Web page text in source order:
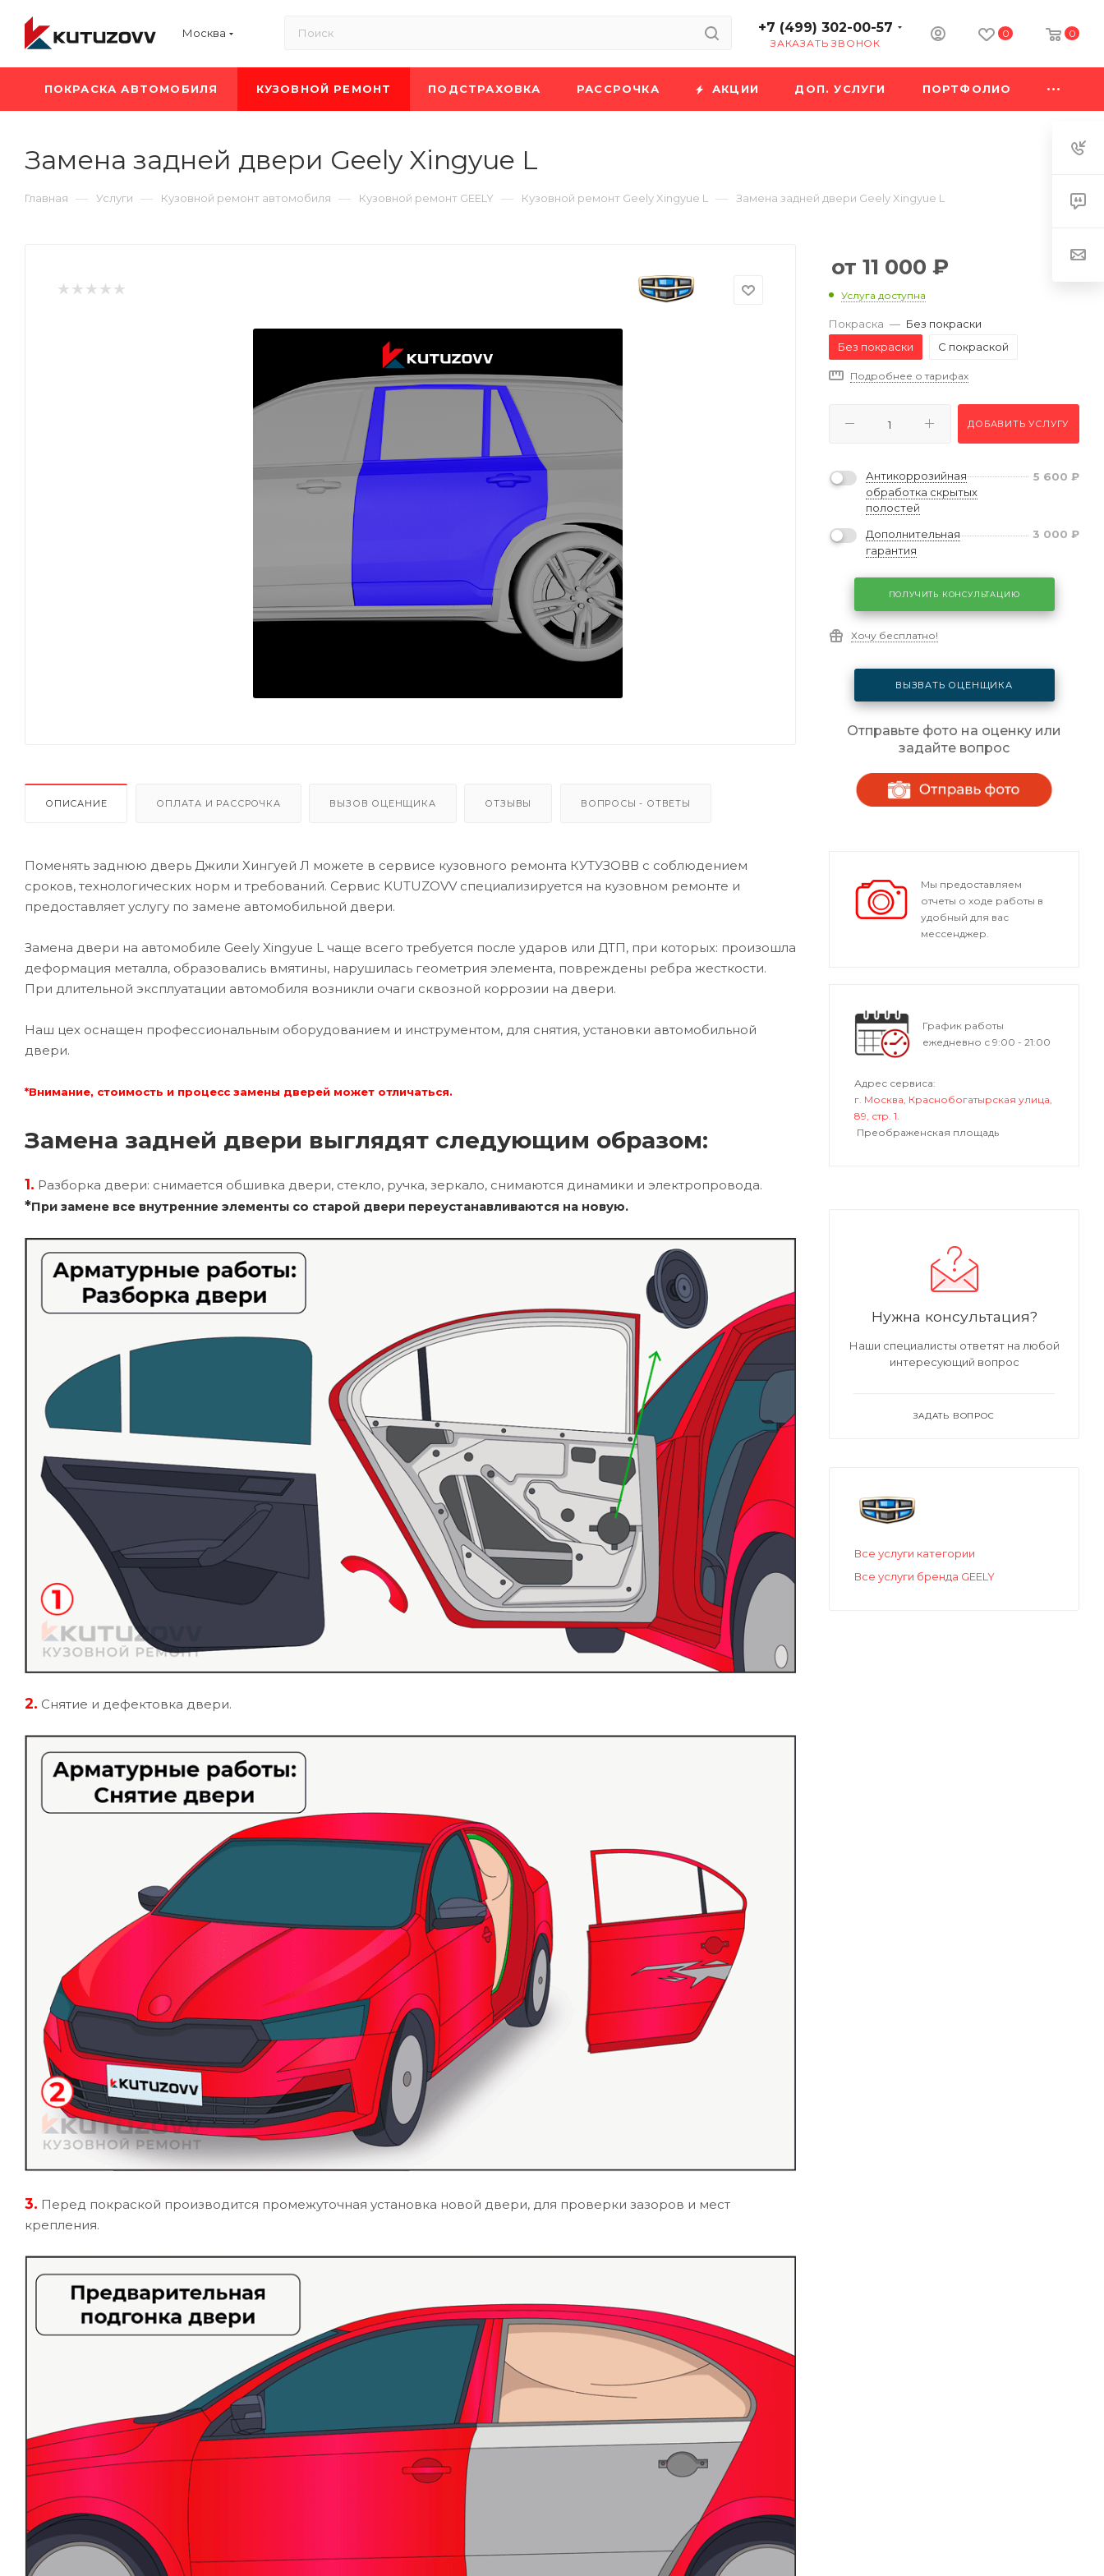
Москва +7 (499) 302-00-57
ЗАКАЗАТЬ ЗВОНОК
0 0
ПОКРАСКА АВТОМОБИЛЯ КУЗОВНОЙ РЕМОНТ ПОДСТРАХОВКА РАССРОЧКА АКЦИИ ДОП. УСЛУГИ ПОРТФОЛИО
Замена задней двери Geely Xingyue L
Главная — Услуги — Кузовной ремонт автомобиля — Кузовной ремонт GEELY — Кузовной ремонт Geely Xingyue L — Замена задней двери Geely Xingyue L
ОПИСАНИЕ ОПЛАТА И РАССРОЧКА ВЫЗОВ ОЦЕНЩИКА ОТЗЫВЫ ВОПРОСЫ - ОТВЕТЫ
Поменять заднюю дверь Джили Хингуей Л можете в сервисе кузовного ремонта КУТУЗОВВ с соблюдением
сроков, технологических норм и требований. Сервис KUTUZOVV специализируется на кузовном ремонте и
предоставляет услугу по замене автомобильной двери.
Замена двери на автомобиле Geely Xingyue L чаще всего требуется после ударов или ДТП, при которых: произошла
деформация металла, образовались вмятины, нарушилась геометрия элемента, повреждены ребра жесткости.
При длительной эксплуатации автомобиля возникли очаги сквозной коррозии на двери.
Наш цех оснащен профессиональным оборудованием и инструментом, для снятия, установки автомобильной
двери.
*Внимание, стоимость и процесс замены дверей может отличаться.
Замена задней двери выглядят следующим образом:
1. Разборка двери: снимается обшивка двери, стекло, ручка, зеркало, снимаются динамики и электропровода.
*При замене все внутренние элементы со старой двери переустанавливаются на новую.
2. Снятие и дефектовка двери.
3. Перед покраской производится промежуточная установка новой двери, для проверки зазоров и мест
крепления.
11 000 ₽
Услуга доступна
Покраска — Без покраски
Без покраски
С покраской
Подробнее о тарифах
ДОБАВИТЬ УСЛУГУ
Антикоррозийная
обработка скрытых
полостей
5 600 ₽
Дополнительная
гарантия
3 000 ₽
ПОЛУЧИТЬ КОНСУЛЬТАЦИЮ
Хочу бесплатно!
ВЫЗВАТЬ ОЦЕНЩИКА
Отправьте фото на оценку или
задайте вопрос
Мы предоставляем
отчеты о ходе работы в
удобный для вас
мессенджер.
График работы
ежедневно с 9:00 - 21:00
Адрес сервиса:
г. Москва, Краснобогатырская улица,
89, стр. 1.
Преображенская площадь
Нужна консультация?
Наши специалисты ответят на любой
интересующий вопрос
ЗАДАТЬ ВОПРОС
Все услуги категории
Все услуги бренда GEELY